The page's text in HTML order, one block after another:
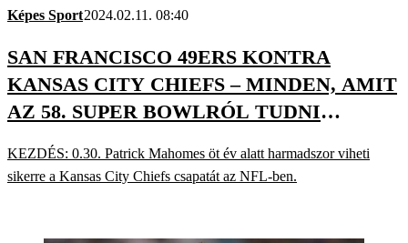
Képes Sport2024.02.11. 08:40
SAN FRANCISCO 49ERS KONTRA
KANSAS CITY CHIEFS – MINDEN, AMIT
AZ 58. SUPER BOWLRÓL TUDNI
KEZDÉS: 0.30. Patrick Mahomes öt év alatt harmadszor viheti
sikerre a Kansas City Chiefs csapatát az NFL-ben.